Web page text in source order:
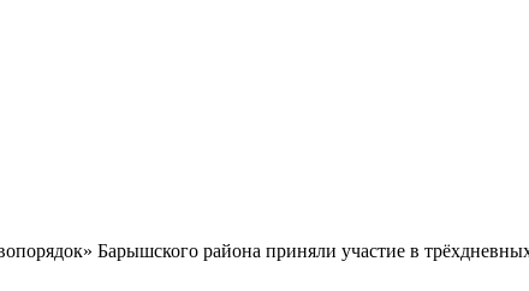
Барышского района приняли участие в